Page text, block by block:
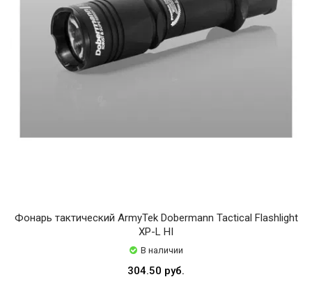
Фонарь тактический ArmyTek Dobermann Tactical Flashlight
XP-L HI
В наличии
304.50 руб.